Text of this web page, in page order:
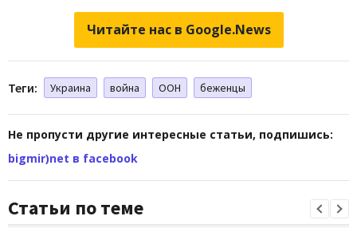
Читайте нас в Google.News
Теги: Украина война ООН беженцы
Не пропусти другие интересные статьи, подпишись:
bigmir)net в facebook
Статьи по теме